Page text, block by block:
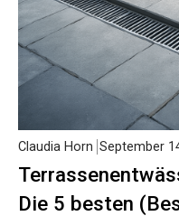
Die 5 besten
Claudia Horn September